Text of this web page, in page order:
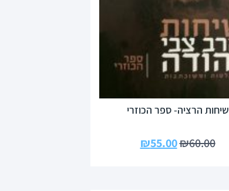
שיחות הרציה- ספר הכוזרי
₪60.00
₪55.00